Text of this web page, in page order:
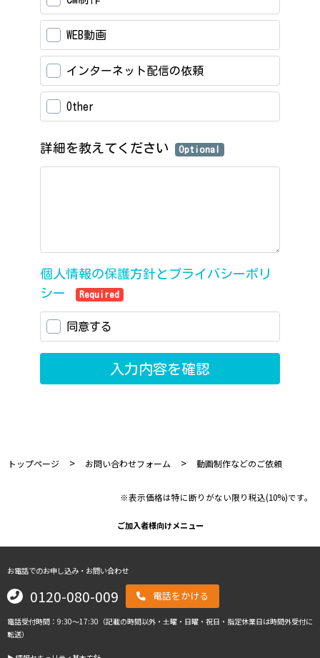
トップページ > お問い合わせフォーム >動画制作などのご依頼
※表示価格は特に断りがない限り税込(10%)です。
ご加入者様向けメニュー
お電話でのお申し込み・お問い合わせ
0120-080-009 電話をかける
電話受付時間：9:30～17:30（記載の時間以外・土曜・日曜・祝日・指定休業日は時間外受付に
転送）